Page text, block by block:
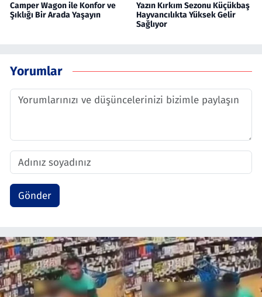
Camper Wagon ile Konfor ve
Şıklığı Bir Arada Yaşayın
Yazın Kırkım Sezonu Küçükbaş
Hayvancılıkta Yüksek Gelir
Sağlıyor
Yorumlar
Gönder